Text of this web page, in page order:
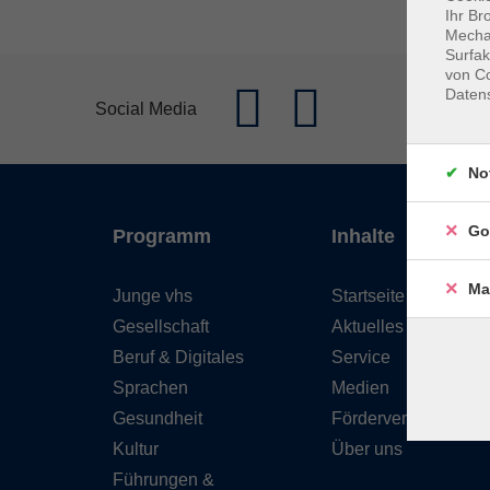
Social Media
Programm
Junge vhs
Gesellschaft
Beruf & Digitales
Sprachen
Gesundheit
Kultur
Führungen &
Inhalte
Startseite
Aktuelles
Service
Medien
Förderverein
Über uns
Ihr
von